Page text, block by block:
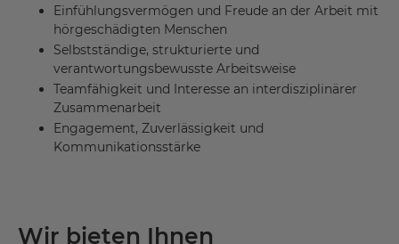
Einfühlungsvermögen und Freude an der Arbeit mit
hörgeschädigten Menschen
Selbstständige, strukturierte und
verantwortungsbewusste Arbeitsweise
Teamfähigkeit und Interesse an interdisziplinärer
Zusammenarbeit
Engagement, Zuverlässigkeit und
Kommunikationsstärke
Wir bieten Ihnen